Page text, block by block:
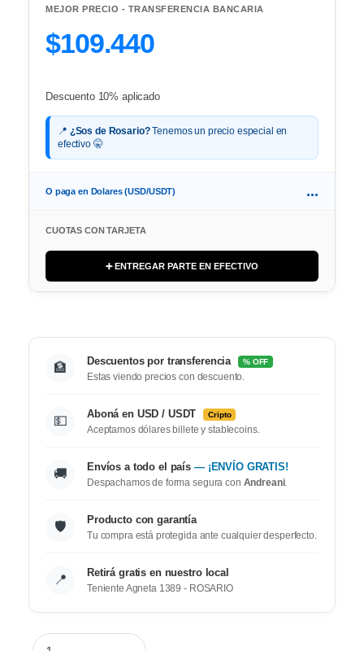
MEJOR PRECIO - TRANSFERENCIA BANCARIA
$109.440
Descuento 10% aplicado
📍 ¿Sos de Rosario?Tenemos un precio especial en
efectivo 🤫
O paga en Dolares (USD/USDT) ...
CUOTAS CON TARJETA
➕ ENTREGAR PARTE EN EFECTIVO
🏦 Descuentos por transferencia % OFF
Estas viendo precios con descuento.
💵 Aboná en USD / USDT Cripto
Aceptamos dólares billete y stablecoins.
🚚 Envíos a todo el país — ¡ENVÍO GRATIS!
Despachamos de forma segura con Andreani.
🛡️ Producto con garantía
Tu compra está protegida ante cualquier desperfecto.
📍 Retirá gratis en nuestro local
Teniente Agneta 1389 - ROSARIO